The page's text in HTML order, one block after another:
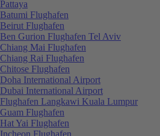
Pattaya
Batumi Flughafen
Beirut Flughafen
Ben Gurion Flughafen Tel Aviv
Chiang Mai Flughafen
Chiang Rai Flughafen
Chitose Flughafen
Doha International Airport
Dubai International Airport
Flughafen Langkawi Kuala Lumpur
Guam Flughafen
Hat Yai Flughafen
Incheon Flughafen